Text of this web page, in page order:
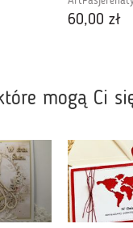
60,00 zł
mogą Ci